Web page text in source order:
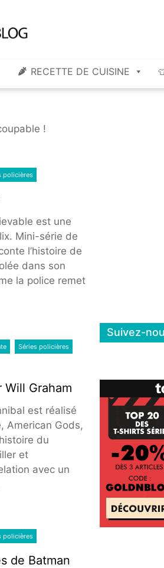
RECETTE DE CUISINE
!
policières
est une
Mini-série de
l’histoire de
dans son
la police remet
Séries policières
Graham
est réalisé
American Gods,
du
et
avec un
policières
de Batman
Suivez-